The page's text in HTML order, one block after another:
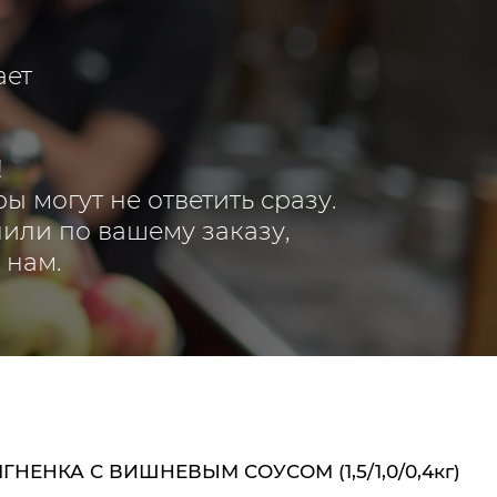
не ответить сразу.
по вашему заказу,
нам.
С ВИШНЕВЫМ СОУСОМ (1,5/1,0/0,4кг)